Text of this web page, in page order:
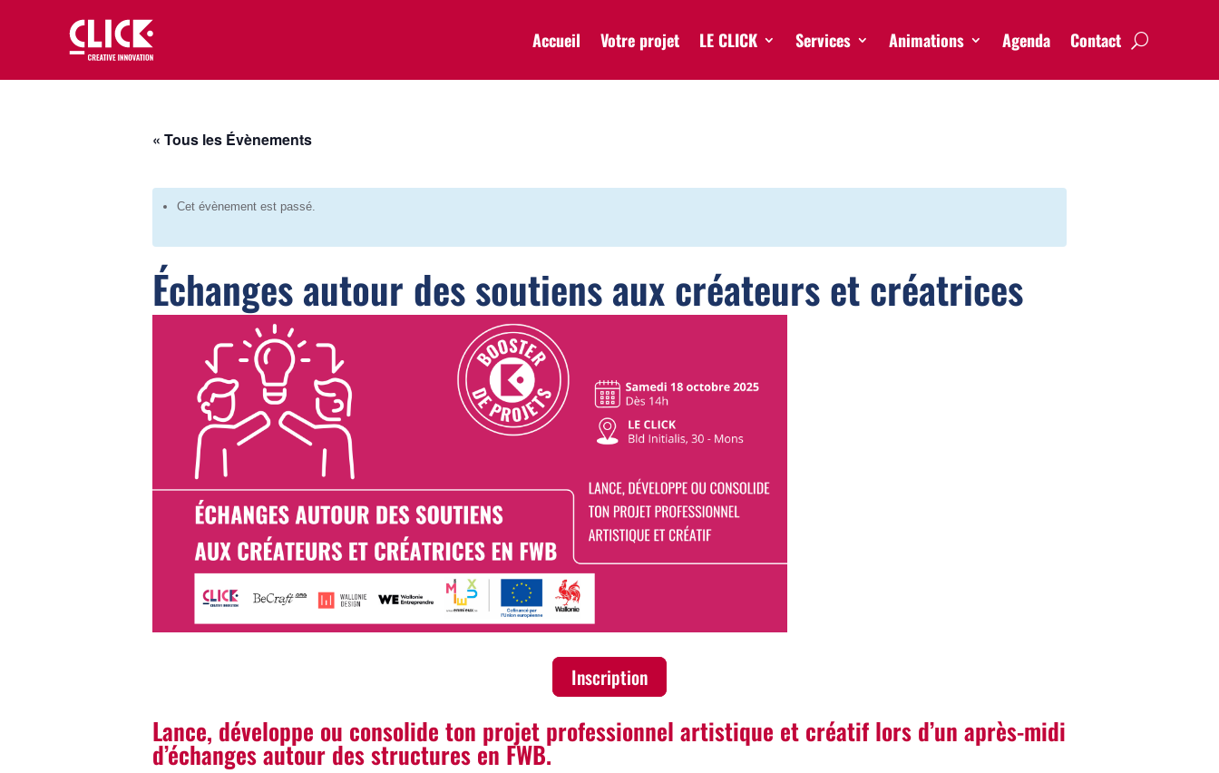
Accueil Votre projet LE CLICK Services Animations Agenda Contact
« Tous les Évènements
Cet évènement est passé.
Échanges autour des soutiens aux créateurs et créatrices
Inscription
Lance, développe ou consolide ton projet professionnel artistique et créatif lors d’un après-midi
d’échanges autour des structures en FWB.